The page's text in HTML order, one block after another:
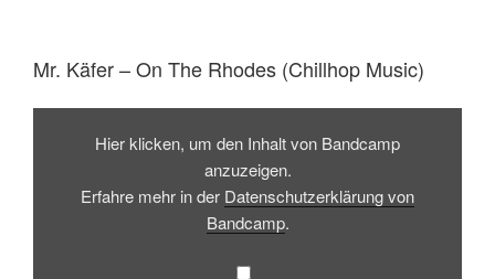
Mr. Käfer – On The Rhodes (Chillhop Music)
Inhalt
BandcampHier klicken, um den Inhalt von Bandcamp
anzuzeigen.
Erfahre mehr in der Datenschutzerklärung von
Bandcamp.